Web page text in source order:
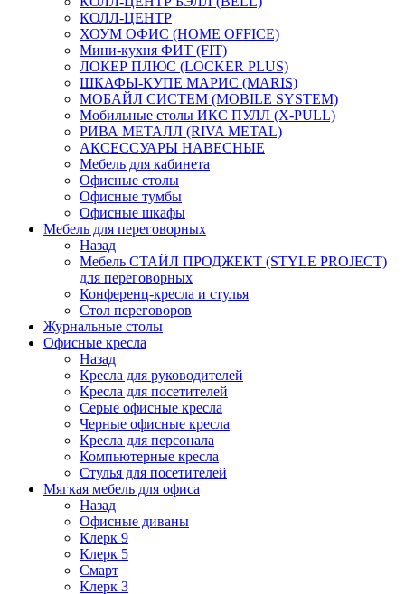
КОЛЛ-ЦЕНТР
ХОУМ ОФИС (HOME OFFICE)
Мини-кухня ФИТ (FIT)
ЛОКЕР ПЛЮС (LOCKER PLUS)
ШКАФЫ-КУПЕ МАРИС (MARIS)
МОБАЙЛ СИСТЕМ (MOBILE SYSTEM)
Мобильные столы ИКС ПУЛЛ (X-PULL)
РИВА МЕТАЛЛ (RIVA METAL)
АКСЕССУАРЫ НАВЕСНЫЕ
Мебель для кабинета
Офисные столы
Офисные тумбы
Офисные шкафы
Мебель для переговорных
Назад
Мебель СТАЙЛ ПРОДЖЕКТ (STYLE PROJECT)
для переговорных
Конференц-кресла и стулья
Стол переговоров
Журнальные столы
Офисные кресла
Назад
Кресла для руководителей
Кресла для посетителей
Серые офисные кресла
Черные офисные кресла
Кресла для персонала
Компьютерные кресла
Стулья для посетителей
Мягкая мебель для офиса
Назад
Офисные диваны
Клерк 9
Клерк 5
Смарт
Клерк 3